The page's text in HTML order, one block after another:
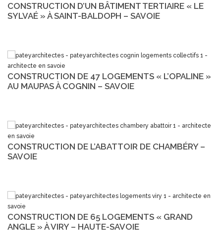
CONSTRUCTION D’UN BÂTIMENT TERTIAIRE « LE
SYLVAÉ » À SAINT-BALDOPH – SAVOIE
CONSTRUCTION DE 47 LOGEMENTS « L’OPALINE »
AU MAUPAS À COGNIN – SAVOIE
CONSTRUCTION DE L’ABATTOIR DE CHAMBÉRY –
SAVOIE
CONSTRUCTION DE 65 LOGEMENTS « GRAND
ANGLE » À VIRY – HAUTE-SAVOIE